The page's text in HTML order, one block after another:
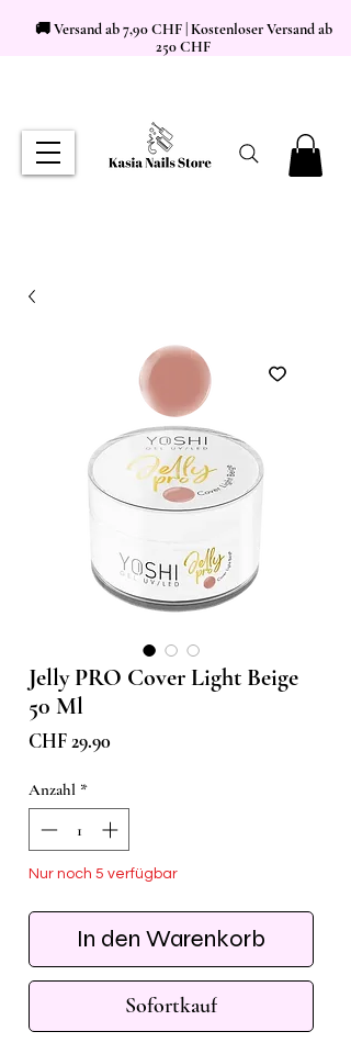
🚚 Versand ab 7,90 CHF | Kostenloser Versand ab
250 CHF
Jelly PRO Cover Light Beige
50 Ml
CHF 29.90
Anzahl *
Nur noch 5 verfügbar
In den Warenkorb
Sofortkauf